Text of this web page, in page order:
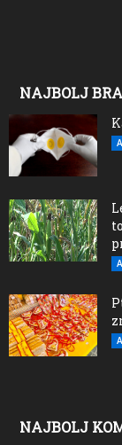
NAJBOLJ
NAJBOLJ